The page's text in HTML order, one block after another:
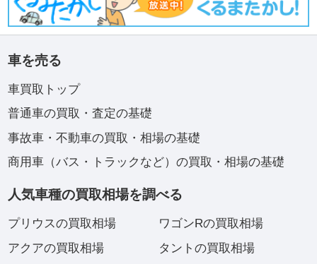
車を売る
車買取トップ
普通車の買取・査定の基礎
事故車・不動車の買取・相場の基礎
商用車（バス・トラックなど）の買取・相場の基礎
人気車種の買取相場を調べる
プリウスの買取相場
アクアの買取相場
ワゴンRの買取相場
タントの買取相場